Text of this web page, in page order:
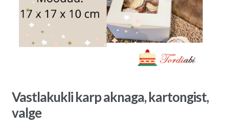
Vastlakukli karp aknaga, kartongist,
valge